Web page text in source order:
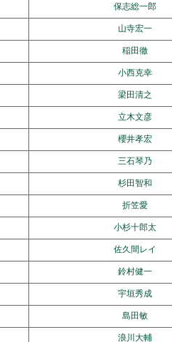
保志総一郎
山寺宏一
稲田徹
小西克幸
梁田清之
立木文彦
櫻井孝宏
三石琴乃
杉田智和
折笠愛
小杉十郎太
佐久間レイ
鈴村健一
宇垣秀成
島田敏
浪川大輔